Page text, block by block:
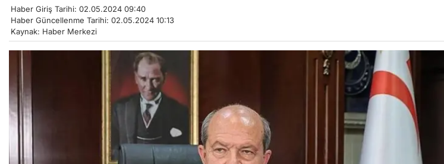
Haber Giriş Tarihi: 02.05.2024 09:40
Haber Güncellenme Tarihi: 02.05.2024 10:13
Kaynak: Haber Merkezi